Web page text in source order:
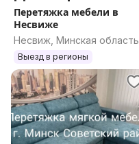
Перетяжка мебели в
Несвиже
Несвиж, Минская область
Выезд в регионы